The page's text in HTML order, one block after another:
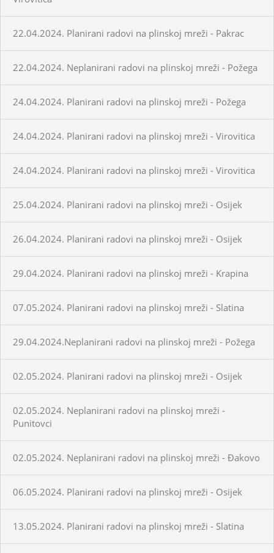
22.04.2024. Planirani radovi na plinskoj mreži - Pakrac
22.04.2024. Neplanirani radovi na plinskoj mreži - Požega
24.04.2024. Planirani radovi na plinskoj mreži - Požega
24.04.2024. Planirani radovi na plinskoj mreži - Virovitica
24.04.2024. Planirani radovi na plinskoj mreži - Virovitica
25.04.2024. Planirani radovi na plinskoj mreži - Osijek
26.04.2024. Planirani radovi na plinskoj mreži - Osijek
29.04.2024. Planirani radovi na plinskoj mreži - Krapina
07.05.2024. Planirani radovi na plinskoj mreži - Slatina
29.04.2024.Neplanirani radovi na plinskoj mreži - Požega
02.05.2024. Planirani radovi na plinskoj mreži - Osijek
02.05.2024. Neplanirani radovi na plinskoj mreži -
Punitovci
02.05.2024. Neplanirani radovi na plinskoj mreži - Đakovo
06.05.2024. Planirani radovi na plinskoj mreži - Osijek
13.05.2024. Planirani radovi na plinskoj mreži - Slatina